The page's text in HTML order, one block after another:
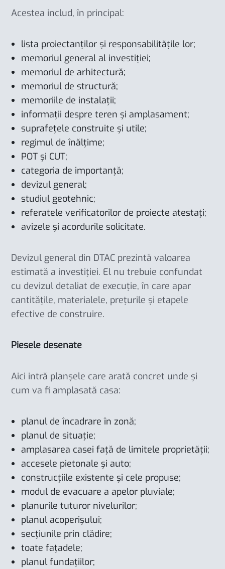
Acestea includ, în principal:
lista proiectanților și responsabilitățile lor;
memoriul general al investiției;
memoriul de arhitectură;
memoriul de structură;
memoriile de instalații;
informații despre teren și amplasament;
suprafețele construite și utile;
regimul de înălțime;
POT și CUT;
categoria de importanță;
devizul general;
studiul geotehnic;
referatele verificatorilor de proiecte atestați;
avizele și acordurile solicitate.
Devizul general din DTAC prezintă valoarea
estimată a investiției. El nu trebuie confundat
cu devizul detaliat de execuție, în care apar
cantitățile, materialele, prețurile și etapele
efective de construire.
Piesele desenate
Aici intră planșele care arată concret unde și
cum va fi amplasată casa:
planul de încadrare în zonă;
planul de situație;
amplasarea casei față de limitele proprietății;
accesele pietonale și auto;
construcțiile existente și cele propuse;
modul de evacuare a apelor pluviale;
planurile tuturor nivelurilor;
planul acoperișului;
secțiunile prin clădire;
toate fațadele;
planul fundațiilor;